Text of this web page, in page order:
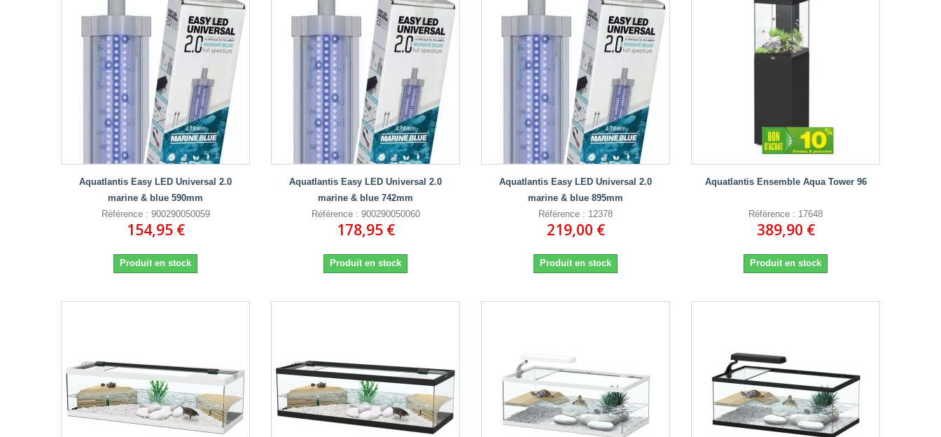
Aquatlantis Easy LED Universal 2.0
marine & blue 590mm
Référence : 900290050059
154,95 €
Produit en stock
Aquatlantis Easy LED Universal 2.0
marine & blue 742mm
Référence : 900290050060
178,95 €
Produit en stock
Aquatlantis Easy LED Universal 2.0
marine & blue 895mm
Référence : 12378
219,00 €
Produit en stock
Aquatlantis Ensemble Aqua Tower 96
Référence : 17648
389,90 €
Produit en stock